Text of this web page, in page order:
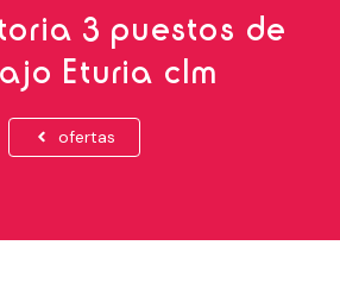
3 puestos de
Eturia clm
ofertas